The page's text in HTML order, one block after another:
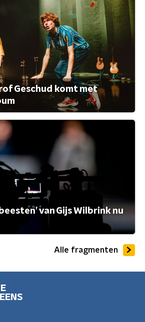
Geschud komt met
van Gijs Wilbrink nu
Alle fragmenten